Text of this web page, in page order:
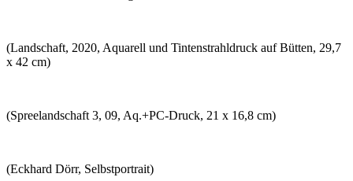
(Landschaft, 2020, Aquarell und Tintenstrahldruck auf Bütten, 29,7
x 42 cm)
(Spreelandschaft 3, 09, Aq.+PC-Druck, 21 x 16,8 cm)
(Eckhard Dörr, Selbstportrait)